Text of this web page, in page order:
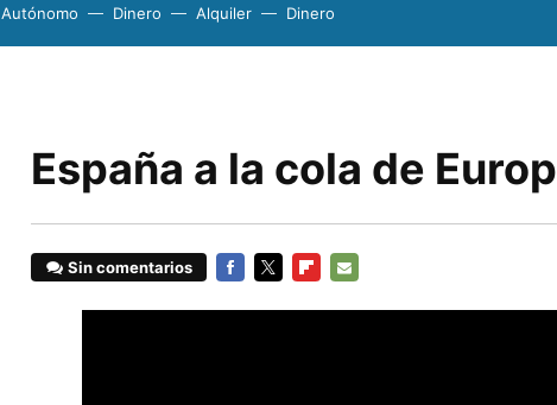
Autónomo Dinero Alquiler Dinero
España a la cola de
Sin comentarios